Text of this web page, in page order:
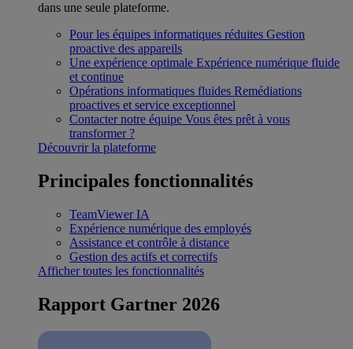
dans une seule plateforme.
Pour les équipes informatiques réduites Gestion
proactive des appareils
Une expérience optimale Expérience numérique fluide
et continue
Opérations informatiques fluides Remédiations
proactives et service exceptionnel
Contacter notre équipe Vous êtes prêt à vous
transformer ?
Découvrir la plateforme
Principales fonctionnalités
TeamViewer IA
Expérience numérique des employés
Assistance et contrôle à distance
Gestion des actifs et correctifs
Afficher toutes les fonctionnalités
Rapport Gartner 2026